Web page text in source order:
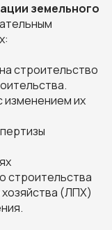
земельного
строительство
изменением их
строительства
(ЛПХ)